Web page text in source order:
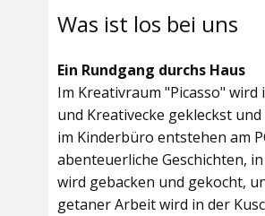
Was ist los bei uns
Ein Rundgang durchs Haus
Im Kreativraum "Picasso" wird
und Kreativecke gekleckst
im Kinderbüro entstehen am
abenteuerliche Geschichten,
wird gebacken und gekocht,
getaner Arbeit wird in der